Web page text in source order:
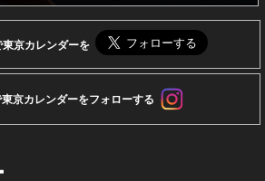
京カレンダーを
京カレンダーをフォローする